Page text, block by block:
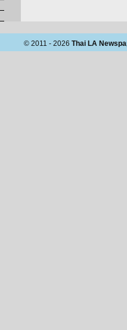
© 2011 - 2026 Thai LA